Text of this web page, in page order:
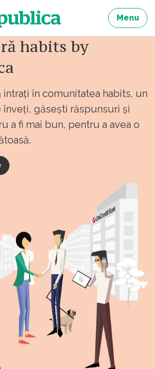
Menu
habits by
intrați în comunitatea habits, un
înveți, găsești răspunsuri și
a fi mai bun, pentru a avea o